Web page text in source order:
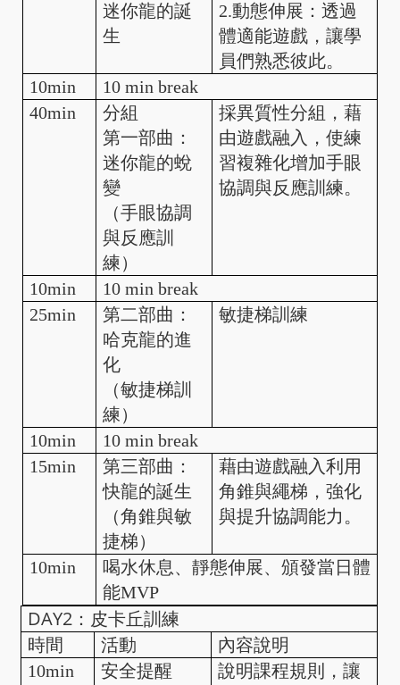
迷你龍的誕
生
2.動態伸展：透過
體適能遊戲，讓學
員們熟悉彼此。
10min
10 min break
40min
分組
第一部曲：
迷你龍的蛻
變
（手眼協調
與反應訓
練）
採異質性分組，藉
由遊戲融入，使練
習複雜化增加手眼
協調與反應訓練。
10min
10 min break
25min
第二部曲：
哈克龍的進
化
（敏捷梯訓
練）
敏捷梯訓練
10min
10 min break
15min
第三部曲：
快龍的誕生
（角錐與敏
捷梯）
藉由遊戲融入利用
角錐與繩梯，強化
與提升協調能力。
10min
喝水休息、靜態伸展、頒發當日體
能MVP
DAY2：皮卡丘訓練
時間 活動
內容說明
10min
安全提醒
說明課程規則，讓